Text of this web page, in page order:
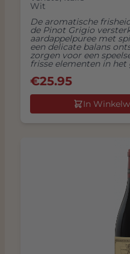
Wit
De aromatische
de Pinot Grigio
aardappelpuree met
een delicate balans
zorgen voor een
frisse elementen in het
€25.95
In